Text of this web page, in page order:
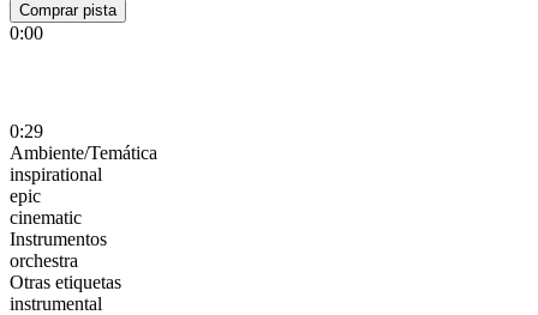
Comprar pista
0:00
0:29
Ambiente/Temática
inspirational
epic
cinematic
Instrumentos
orchestra
Otras etiquetas
instrumental